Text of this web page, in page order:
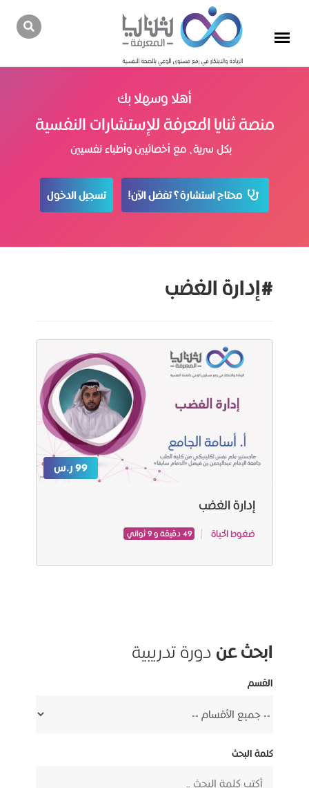
أهلا وسهلا بك
منصة ثنايا المعرفة للإستشارات النفسية
بكل سرية، مع أخصائيين وأطباء نفسيين
محتاج استشارة؟ تفضل الآن! تسجيل الدخول
#إدارة الغضب
99 ر.س
إدارة الغضب
ضغوط الحياة 49 دقيقة و 9 ثواني
ابحث عن دورة تدريبية
القسم
كلمة البحث